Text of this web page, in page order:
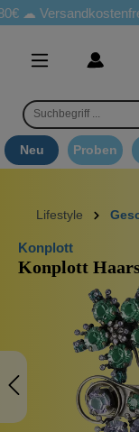
ab
Neu Proben
Lifestyle
Konplott
Konplott